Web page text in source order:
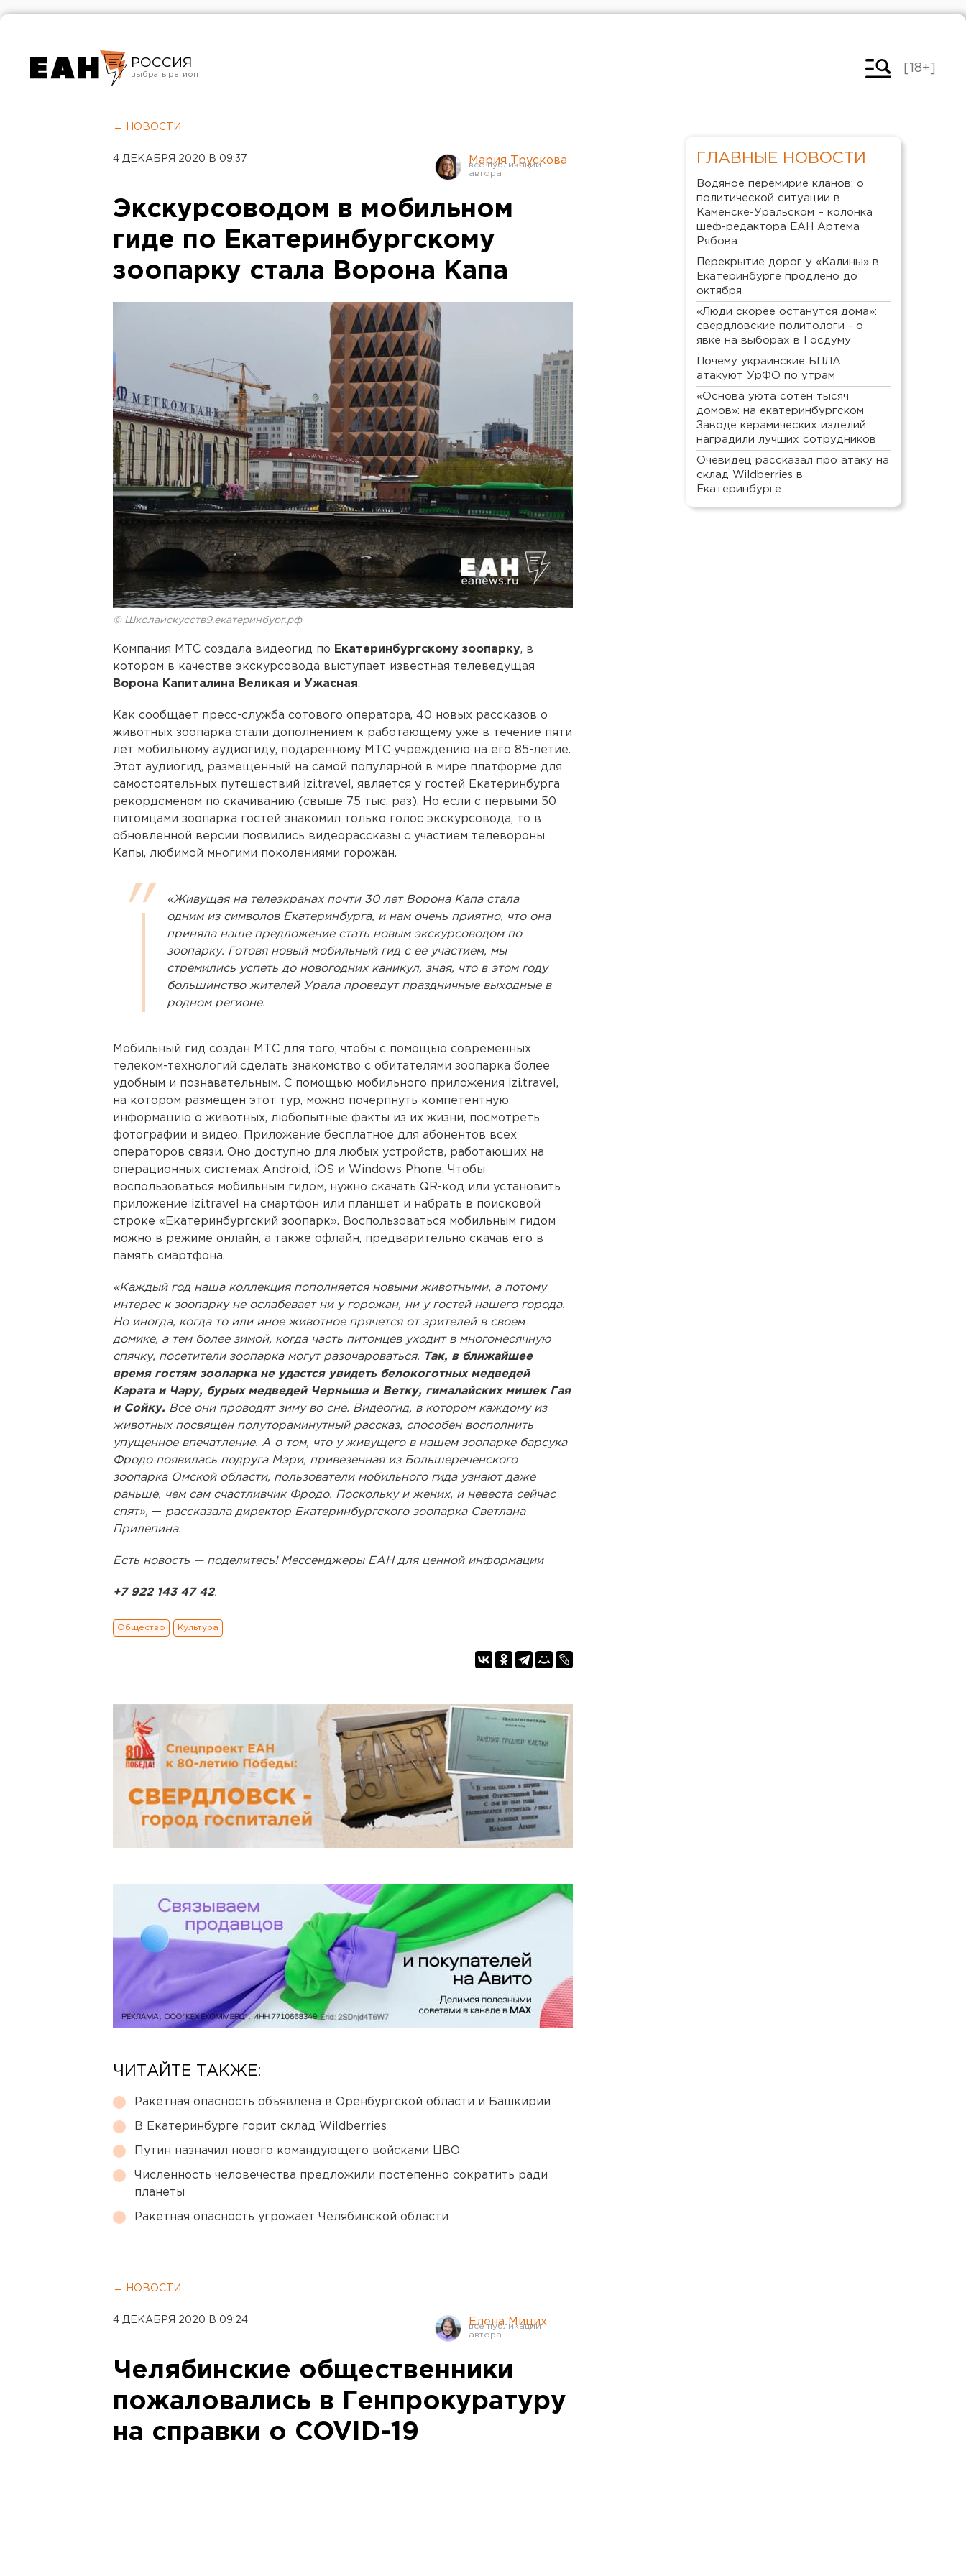
РОССИЯ
Челябинск
[18+]
← НОВОСТИ
4 ДЕКАБРЯ 2020 В 09:37 Мария Трускова
Экскурсоводом в мобильном
гиде по Екатеринбургскому
зоопарку стала Ворона Капа
© Школаискусств9.екатеринбург.рф
Компания МТС создала видеогид по Екатеринбургскому зоопарку, в
котором в качестве экскурсовода выступает известная телеведущая
Ворона Капиталина Великая и Ужасная.
Как сообщает пресс-служба сотового оператора, 40 новых рассказов о
животных зоопарка стали дополнением к работающему уже в течение пяти
лет мобильному аудиогиду, подаренному МТС учреждению на его 85-летие.
Этот аудиогид, размещенный на самой популярной в мире платформе для
самостоятельных путешествий izi.travel, является у гостей Екатеринбурга
рекордсменом по скачиванию (свыше 75 тыс. раз). Но если с первыми 50
питомцами зоопарка гостей знакомил только голос экскурсовода, то в
обновленной версии появились видеорассказы с участием телевороны
Капы, любимой многими поколениями горожан.
«Живущая на телеэкранах почти 30 лет Ворона Капа стала
одним из символов Екатеринбурга, и нам очень приятно, что она
приняла наше предложение стать новым экскурсоводом по
зоопарку. Готовя новый мобильный гид с ее участием, мы
стремились успеть до новогодних каникул, зная, что в этом году
большинство жителей Урала проведут праздничные выходные в
родном регионе.
Мобильный гид создан МТС для того, чтобы с помощью современных
телеком-технологий сделать знакомство с обитателями зоопарка более
удобным и познавательным. С помощью мобильного приложения izi.travel,
на котором размещен этот тур, можно почерпнуть компетентную
информацию о животных, любопытные факты из их жизни, посмотреть
фотографии и видео. Приложение бесплатное для абонентов всех
операторов связи. Оно доступно для любых устройств, работающих на
операционных системах Android, iOS и Windows Phone. Чтобы
воспользоваться мобильным гидом, нужно скачать QR-код или установить
приложение izi.travel на смартфон или планшет и набрать в поисковой
строке «Екатеринбургский зоопарк». Воспользоваться мобильным гидом
можно в режиме онлайн, а также офлайн, предварительно скачав его в
память смартфона.
«Каждый год наша коллекция пополняется новыми животными, а потому
интерес к зоопарку не ослабевает ни у горожан, ни у гостей нашего города.
Но иногда, когда то или иное животное прячется от зрителей в своем
домике, а тем более зимой, когда часть питомцев уходит в многомесячную
спячку, посетители зоопарка могут разочароваться. Так, в ближайшее
время гостям зоопарка не удастся увидеть белокоготных медведей
Карата и Чару, бурых медведей Черныша и Ветку, гималайских мишек Гая
и Сойку. Все они проводят зиму во сне. Видеогид, в котором каждому из
животных посвящен полутораминутный рассказ, способен восполнить
упущенное впечатление. А о том, что у живущего в нашем зоопарке барсука
Фродо появилась подруга Мэри, привезенная из Большереченского
зоопарка Омской области, пользователи мобильного гида узнают даже
раньше, чем сам счастливчик Фродо. Поскольку и жених, и невеста сейчас
спят», — рассказала директор Екатеринбургского зоопарка Светлана
Прилепина.
Есть новость — поделитесь! Мессенджеры ЕАН для ценной информации
+7 922 143 47 42.
Общество Культура
ЧИТАЙТЕ ТАКЖЕ:
Ракетная опасность объявлена в Оренбургской области и Башкирии
В Екатеринбурге горит склад Wildberries
Путин назначил нового командующего войсками ЦВО
Численность человечества предложили постепенно сократить ради
планеты
Ракетная опасность угрожает Челябинской области
← НОВОСТИ
4 ДЕКАБРЯ 2020 В 09:24 Елена Мицих
Челябинские общественники
пожаловались в Генпрокуратуру
на справки о COVID-19
ГЛАВНЫЕ НОВОСТИ
Водяное перемирие кланов: о
политической ситуации в
Каменске-Уральском – колонка
шеф-редактора ЕАН Артема
Рябова
Перекрытие дорог у «Калины» в
Екатеринбурге продлено до
октября
«Люди скорее останутся дома»:
свердловские политологи - о
явке на выборах в Госдуму
Почему украинские БПЛА
атакуют УрФО по утрам
«Основа уюта сотен тысяч
домов»: на екатеринбургском
Заводе керамических изделий
наградили лучших сотрудников
Очевидец рассказал про атаку на
склад Wildberries в
Екатеринбурге